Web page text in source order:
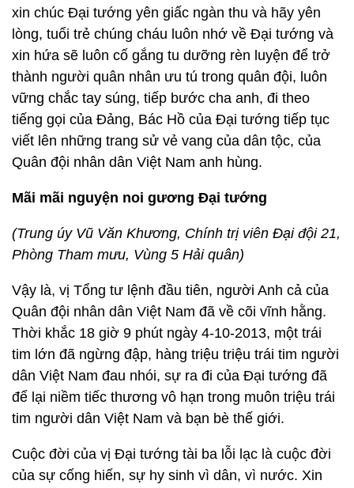
xin chúc Đại tướng yên giấc ngàn thu và hãy yên
lòng, tuổi trẻ chúng cháu luôn nhớ về Đại tướng và
xin hứa sẽ luôn cố gắng tu dưỡng rèn luyện để trở
thành người quân nhân ưu tú trong quân đội, luôn
vững chắc tay súng, tiếp bước cha anh, đi theo
tiếng gọi của Đảng, Bác Hồ của Đại tướng tiếp tục
viết lên những trang sử vẻ vang của dân tộc, của
Quân đội nhân dân Việt Nam anh hùng.
Mãi mãi nguyện noi gương Đại tướng
(Trung úy Vũ Văn Khương, Chính trị viên Đại đội 21,
Phòng Tham mưu, Vùng 5 Hải quân)
Vậy là, vị Tổng tư lệnh đầu tiên, người Anh cả của
Quân đội nhân dân Việt Nam đã về cõi vĩnh hằng.
Thời khắc 18 giờ 9 phút ngày 4-10-2013, một trái
tim lớn đã ngừng đập, hàng triệu triệu trái tim người
dân Việt Nam đau nhói, sự ra đi của Đại tướng đã
để lại niềm tiếc thương vô hạn trong muôn triệu trái
tim người dân Việt Nam và bạn bè thế giới.
Cuộc đời của vị Đại tướng tài ba lỗi lạc là cuộc đời
của sự cống hiến, sự hy sinh vì dân, vì nước. Xin